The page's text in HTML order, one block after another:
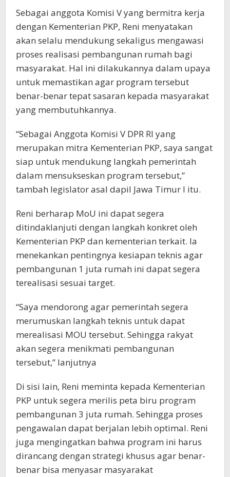
Sebagai anggota Komisi V yang bermitra kerja
dengan Kementerian PKP, Reni menyatakan
akan selalu mendukung sekaligus mengawasi
proses realisasi pembangunan rumah bagi
masyarakat. Hal ini dilakukannya dalam upaya
untuk memastikan agar program tersebut
benar-benar tepat sasaran kepada masyarakat
yang membutuhkannya.
“Sebagai Anggota Komisi V DPR RI yang
merupakan mitra Kementerian PKP, saya sangat
siap untuk mendukung langkah pemerintah
dalam mensukseskan program tersebut,”
tambah legislator asal dapil Jawa Timur I itu.
Reni berharap MoU ini dapat segera
ditindaklanjuti dengan langkah konkret oleh
Kementerian PKP dan kementerian terkait. Ia
menekankan pentingnya kesiapan teknis agar
pembangunan 1 juta rumah ini dapat segera
terealisasi sesuai target.
“Saya mendorong agar pemerintah segera
merumuskan langkah teknis untuk dapat
merealisasi MOU tersebut. Sehingga rakyat
akan segera menikmati pembangunan
tersebut,” lanjutnya
Di sisi lain, Reni meminta kepada Kementerian
PKP untuk segera merilis peta biru program
pembangunan 3 juta rumah. Sehingga proses
pengawalan dapat berjalan lebih optimal. Reni
juga mengingatkan bahwa program ini harus
dirancang dengan strategi khusus agar benar-
benar bisa menyasar masyarakat